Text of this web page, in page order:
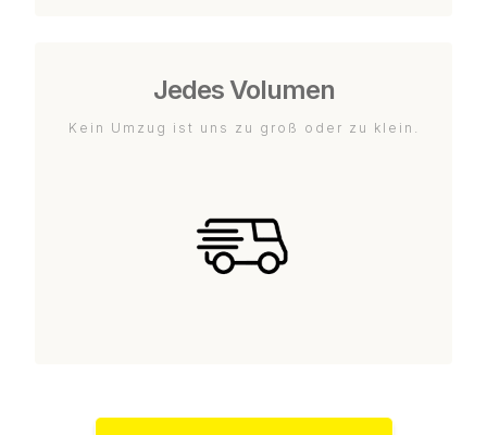
Jedes Volumen
Kein Umzug ist uns zu groß oder zu klein.